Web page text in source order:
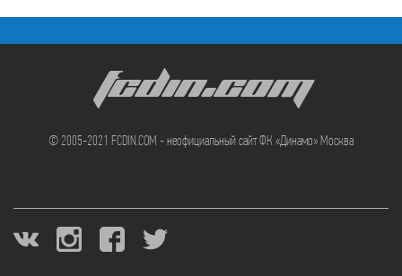
FCDIN.COM
© 2005-2021 FCDIN.COM - неофициальный сайт ФК «Динамо» Москва